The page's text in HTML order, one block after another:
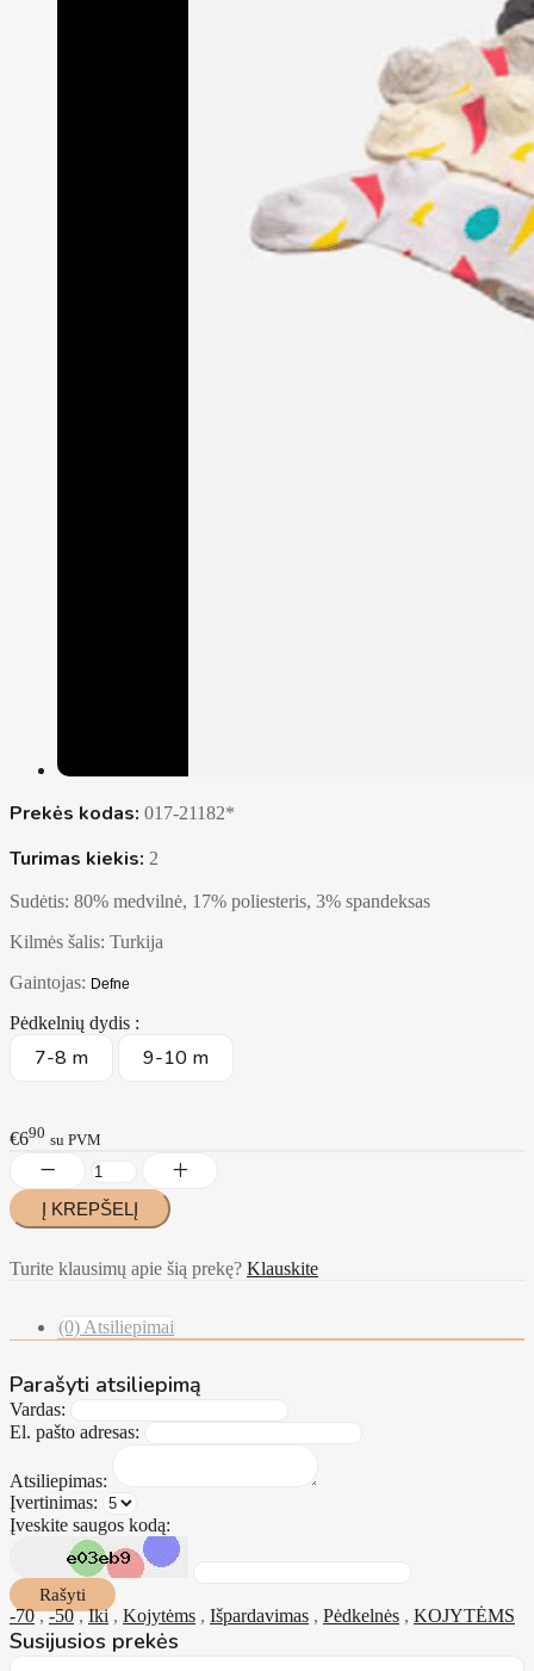
Prekės kodas: 017-21182*
Turimas kiekis: 2
Sudėtis: 80% medvilnė, 17% poliesteris, 3% spandeksas
Kilmės šalis: Turkija
Gaintojas: Defne
Pėdkelnių dydis :
7-8 m 9-10 m
€690 su PVM
Turite klausimų apie šią prekę? Klauskite
(0) Atsiliepimai
Parašyti atsiliepimą
Vardas:
El. pašto adresas:
Atsiliepimas:
Įvertinimas:
Įveskite saugos kodą:
Rašyti
-70,-50,Iki , Kojytėms , Išpardavimas , Pėdkelnės , KOJYTĖMS
Susijusios prekės